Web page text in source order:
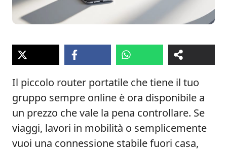
Il piccolo router portatile che tiene il tuo
gruppo sempre online è ora disponibile a
un prezzo che vale la pena controllare. Se
viaggi, lavori in mobilità o semplicemente
vuoi una connessione stabile fuori casa,